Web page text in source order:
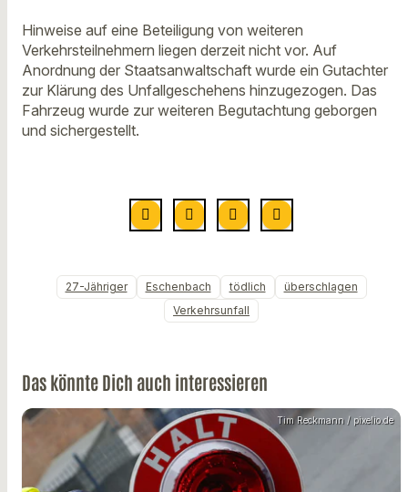
Hinweise auf eine Beteiligung von weiteren
Verkehrsteilnehmern liegen derzeit nicht vor. Auf
Anordnung der Staatsanwaltschaft wurde ein Gutachter
zur Klärung des Unfallgeschehens hinzugezogen. Das
Fahrzeug wurde zur weiteren Begutachtung geborgen
und sichergestellt.
27-Jähriger Eschenbach tödlich
überschlagen
Verkehrsunfall
Das könnte Dich auch interessieren
Tim Reckmann / pixelio.de